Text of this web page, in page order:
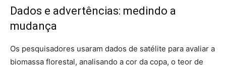
Dados e advertências: medindo a
mudança
Os pesquisadores usaram dados de satélite para avaliar a
biomassa florestal, analisando a cor da copa, o teor de